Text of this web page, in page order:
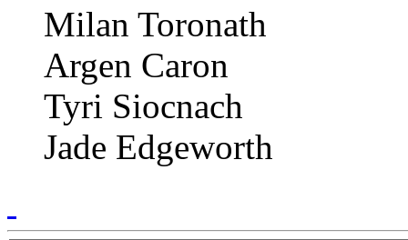
Milan Toronath
Argen Caron
Tyri Siocnach
Jade Edgeworth